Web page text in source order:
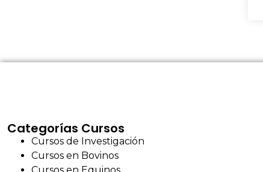
Categorías Cursos
Cursos de Investigación
Cursos en Bovinos